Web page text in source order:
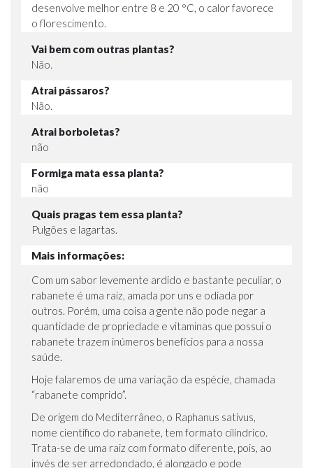
desenvolve melhor entre 8 e 20 °C, o calor favorece
o florescimento.
Vai bem com outras plantas?
Não.
Atrai pássaros?
Não.
Atrai borboletas?
não
Formiga mata essa planta?
não
Quais pragas tem essa planta?
Pulgões e lagartas.
Mais informações:
Com um sabor levemente ardido e bastante peculiar, o
rabanete é uma raiz, amada por uns e odiada por
outros. Porém, uma coisa a gente não pode negar a
quantidade de propriedade e vitaminas que possui o
rabanete trazem inúmeros benefícios para a nossa
saúde.
Hoje falaremos de uma variação da espécie, chamada
“rabanete comprido”.
De origem do Mediterrâneo, o Raphanus sativus,
nome científico do rabanete, tem formato cilíndrico.
Trata-se de uma raiz com formato diferente, pois, ao
invés de ser arredondado, é alongado e pode